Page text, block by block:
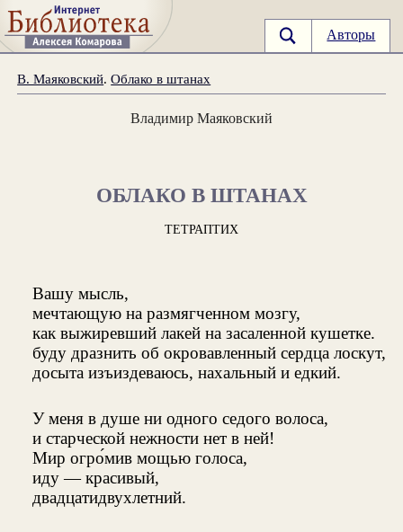
Авторы
В. Маяковский.Облако в штанах
Владимир Маяковский
ОБЛАКО В ШТАНАХ
ТЕТРАПТИХ
Вашу мысль,
мечтающую на размягченном мозгу,
как выжиревший лакей на засаленной кушетке.
буду дразнить об окровавленный сердца лоскут,
досыта изъиздеваюсь, нахальный и едкий.
У меня в душе ни одного седого волоса,
и старческой нежности нет в ней!
Мир огро́мив мощью голоса,
иду — красивый,
двадцатидвухлетний.